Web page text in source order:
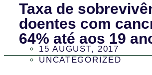
Taxa de
doentes com
64% até aos 19
15 AUGUST, 2017
UNCATEGORIZED